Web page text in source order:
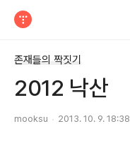
존재들의 짝짓기
2012 낙산
mooksu 2013. 10. 9. 18:38